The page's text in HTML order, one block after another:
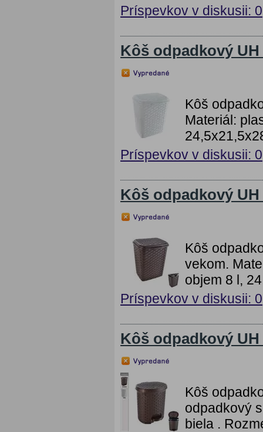
Príspevkov v diskusii: 0
Kôš odpadkový UH
Kôš
Materiál:
Príspevkov v diskusii: 0
Kôš odpadkový UH
Kôš
vekom.
objem 8 l,
Príspevkov v diskusii: 0
Kôš odpadkový UH
Kôš
odpadkový
biela .